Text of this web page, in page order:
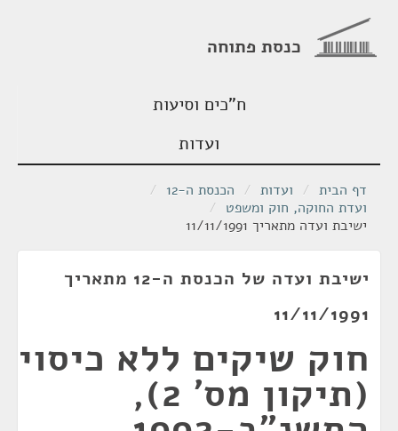
כנסת פתוחה
ח"כים וסיעות
ועדות
דף הבית / ועדות / הכנסת ה-12
/
ועדת החוקה, חוק ומשפט /
ישיבת ועדה מתאריך 11/11/1991
ישיבת ועדה של הכנסת ה-12 מתאריך
11/11/1991
חוק שיקים ללא כיסוי
(תיקון מס' 2),